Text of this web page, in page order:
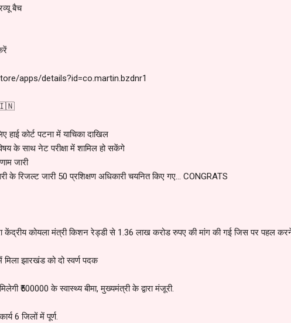
बैच
apps/details?id=co.martin.bzdnr1
🇮🇳
कोर्ट पटना में याचिका दाखिल
के साथ नेट परीक्षा में शामिल हो सकेंगे
जारी
के रिजल्ट जारी 50 प्रशिक्षण अधिकारी चयनित किए गए... CONGRATS
केंद्रीय कोयला मंत्री किशन रेड्डी से 1.36 लाख करोड रुपए की मांग की गई जिस पर पहल
झारखंड को दो स्वर्ण पदक
₹500000 के स्वास्थ्य बीमा, मुख्यमंत्री के द्वारा मंजूरी.
6 जिलों में पूर्ण.